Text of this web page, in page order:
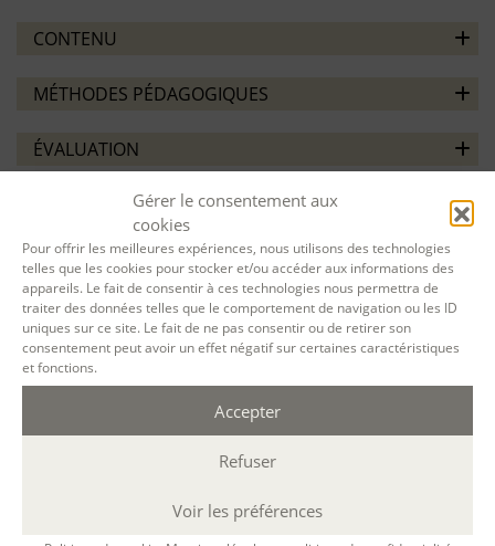
Gérer le consentement aux
cookies
Pour offrir les meilleures expériences, nous utilisons des technologies
telles que les cookies pour stocker et/ou accéder aux informations des
appareils. Le fait de consentir à ces technologies nous permettra de
traiter des données telles que le comportement de navigation ou les ID
uniques sur ce site. Le fait de ne pas consentir ou de retirer son
consentement peut avoir un effet négatif sur certaines caractéristiques
et fonctions.
Accepter
Refuser
Voir les préférences
CONTENU
MÉTHODES PÉDAGOGIQUES
ÉVALUATION
VOTRE SESSION :
Nouvelle de l’étrangedu28 Oct. 2024au31
Oct. 2024àParis présentiel(Durée : 24 h. ;
10h-13h / 14h-17h )
session de formation est terminée.